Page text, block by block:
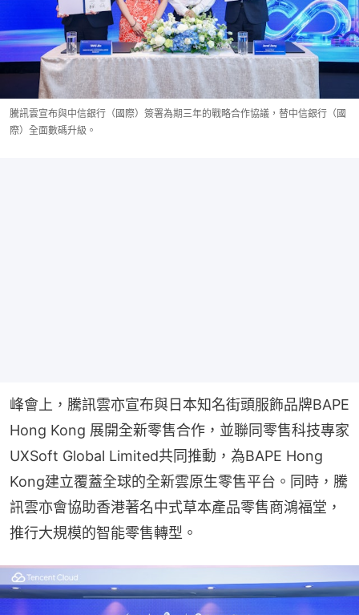
騰訊雲宣布與中信銀行（國際）簽署為期三年的戰略合作協議，替中信銀行（國
際）全面數碼升級。
峰會上，騰訊雲亦宣布與日本知名街頭服飾品牌BAPE
Hong Kong 展開全新零售合作，並聯同零售科技專家
UXSoft Global Limited共同推動，為BAPE Hong
Kong建立覆蓋全球的全新雲原生零售平台。同時，騰
訊雲亦會協助香港著名中式草本產品零售商鴻福堂，
推行大規模的智能零售轉型。